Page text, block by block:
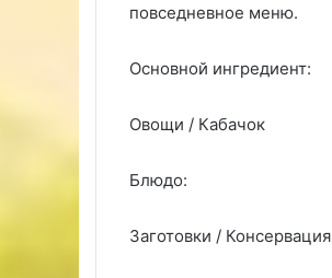
повседневное меню.
Основной ингредиент:
Овощи / Кабачок
Блюдо:
Заготовки / Консервация